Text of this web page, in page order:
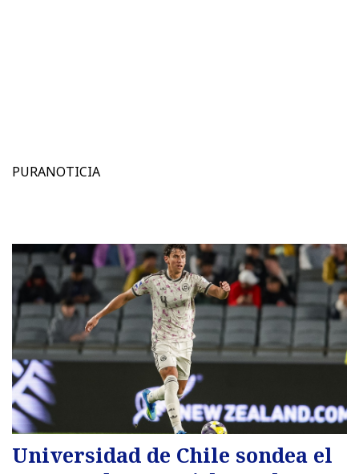
PURANOTICIA
Universidad de Chile sondea el